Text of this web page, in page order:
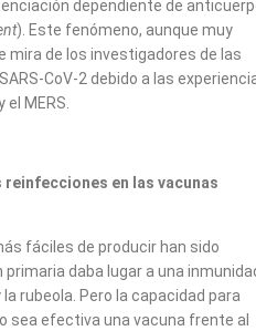
dependiente de
). Este fenómeno, aunque muy
de los investigadores de las
CoV-2 debido a las
MERS.
en las vacunas
fáciles de producir han sido
daba lugar a una
rubeola. Pero la capacidad para
sea efectiva una vacuna frente al